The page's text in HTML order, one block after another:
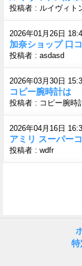
投稿者 : ルイヴィト
2026年01月26日
加奈ショップ 口
投稿者 : asdasd
2026年03月30日
コピー腕時計は
投稿者 : コピー腕時
2026年04月16日
アミリ スーパー
投稿者 : wdfr
特